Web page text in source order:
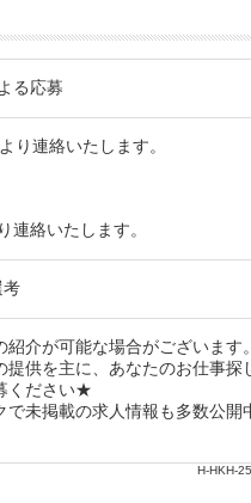
る応募
り連絡いたします。
絡いたします。
考
介が可能な場合がございます。
供を主に、あなたのお仕事探
ください★
未掲載の求人情報も多数公開
H-HKH-